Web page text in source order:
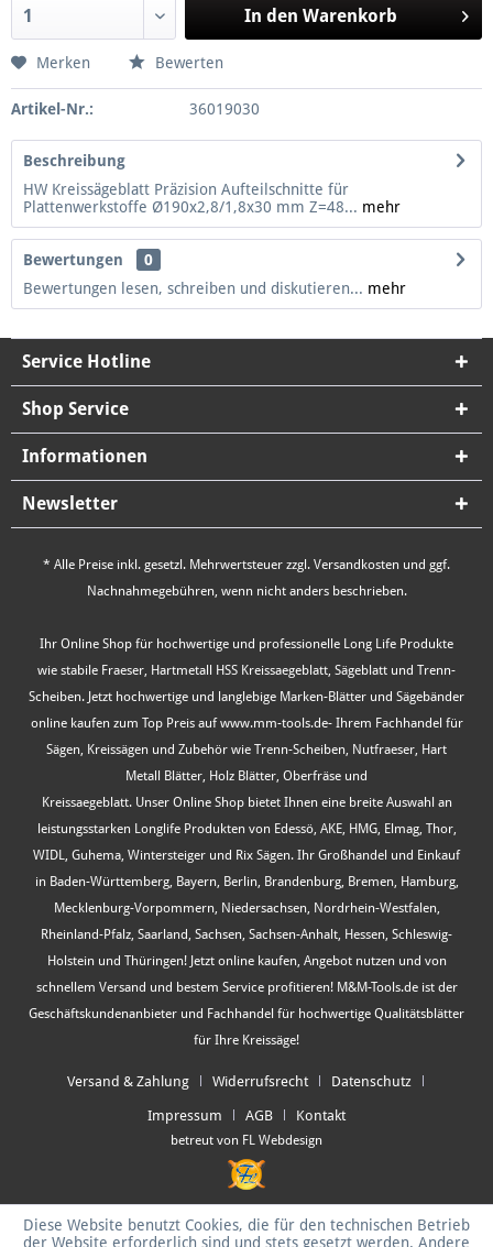
In den Warenkorb
Merken Bewerten
Artikel-Nr.: 36019030
Beschreibung
HW Kreissägeblatt Präzision Aufteilschnitte für
Plattenwerkstoffe Ø190x2,8/1,8x30 mm Z=48... mehr
Bewertungen
0
Bewertungen lesen, schreiben und diskutieren... mehr
Service Hotline
Shop Service
Informationen
Newsletter
* Alle Preise inkl. gesetzl. Mehrwertsteuer zzgl. Versandkosten und ggf.
Nachnahmegebühren, wenn nicht anders beschrieben.
Ihr Online Shop für hochwertige und professionelle Long Life Produkte
wie stabile Fraeser, Hartmetall HSS Kreissaegeblatt, Sägeblatt und Trenn-
Scheiben. Jetzt hochwertige und langlebige Marken-Blätter und Sägebänder
online kaufen zum Top Preis auf www.mm-tools.de- Ihrem Fachhandel für
Sägen, Kreissägen und Zubehör wie Trenn-Scheiben, Nutfraeser, Hart
Metall Blätter, Holz Blätter, Oberfräse und
Kreissaegeblatt. Unser Online Shop bietet Ihnen eine breite Auswahl an
leistungsstarken Longlife Produkten von Edessö, AKE, HMG, Elmag, Thor,
WIDL, Guhema, Wintersteiger und Rix Sägen. Ihr Großhandel und Einkauf
in Baden-Württemberg, Bayern, Berlin, Brandenburg, Bremen, Hamburg,
Mecklenburg-Vorpommern, Niedersachsen, Nordrhein-Westfalen,
Rheinland-Pfalz, Saarland, Sachsen, Sachsen-Anhalt, Hessen, Schleswig-
Holstein und Thüringen! Jetzt online kaufen, Angebot nutzen und von
schnellem Versand und bestem Service profitieren! M&M-Tools.de ist der
Geschäftskundenanbieter und Fachhandel für hochwertige Qualitätsblätter
für Ihre Kreissäge!
Versand & Zahlung Widerrufsrecht Datenschutz
Impressum AGB Kontakt
betreut von FL Webdesign
Diese Website benutzt Cookies, die für den technischen Betrieb
der Website erforderlich sind und stets gesetzt werden. Andere